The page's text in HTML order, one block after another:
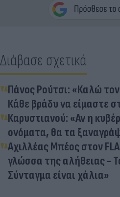
Διάβασε σχετικά
Πάνος Ρούτσι: «Καλώ
Κάθε βράδυ να είμαστε
Καρυστιανού: «Αν η
ονόματα, θα τα
Αχιλλέας Μπέος στον
γλώσσα της αλήθειας -
Σύνταγμα είναι χάλια»